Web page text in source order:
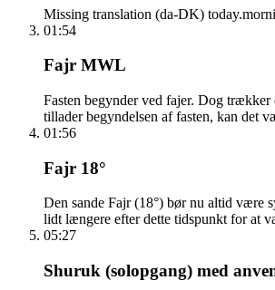
Missing translation (da-DK)
01:54
Fajr MWL
Fasten begynder ved fajer. Dog
tillader begyndelsen af fasten, kan det
01:56
Fajr 18°
Den sande Fajr (18°) bør nu altid være
lidt længere efter dette tidspunkt for at
05:27
Shuruk (solopgang) med